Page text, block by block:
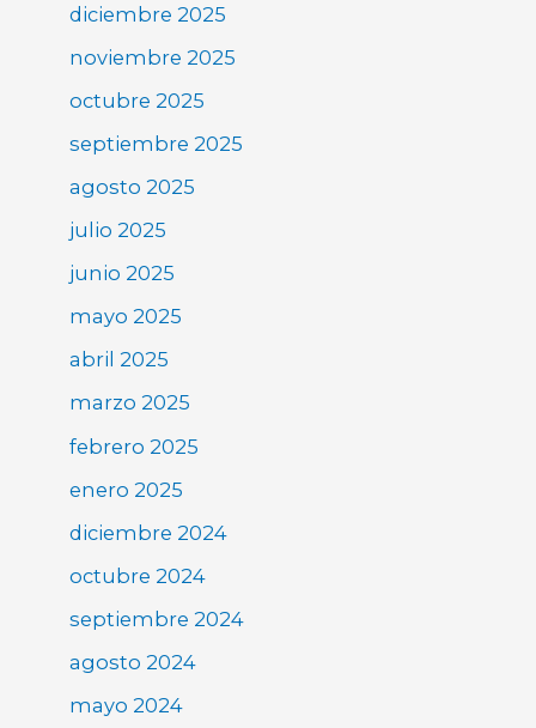
diciembre 2025
noviembre 2025
octubre 2025
septiembre 2025
agosto 2025
julio 2025
junio 2025
mayo 2025
abril 2025
marzo 2025
febrero 2025
enero 2025
diciembre 2024
octubre 2024
septiembre 2024
agosto 2024
mayo 2024